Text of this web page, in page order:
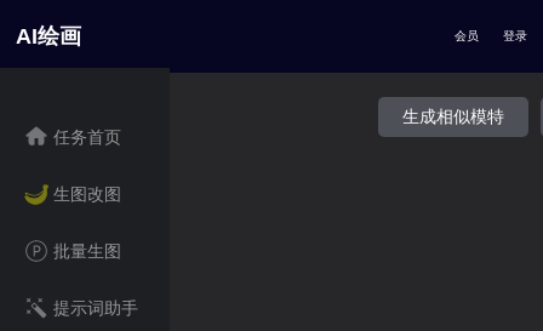
AI绘画 会员 登录
生成相似模特
任务首页
生图改图
批量生图
提示词助手